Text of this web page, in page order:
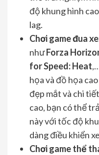
độ khung hình
lag.
Chơi game đua
nhưForza
for Speed: Heat
họa và đồ họa
đẹp mắt và chi
cao, bạn có thể
này với tốc độ
dàng điều khiển
Chơi game thể